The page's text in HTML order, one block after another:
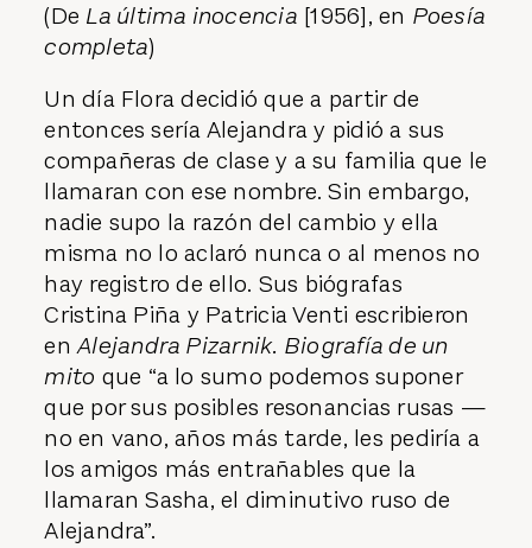
(De La última inocencia [1956], en Poesía
completa)
Un día Flora decidió que a partir de
entonces sería Alejandra y pidió a sus
compañeras de clase y a su familia que le
llamaran con ese nombre. Sin embargo,
nadie supo la razón del cambio y ella
misma no lo aclaró nunca o al menos no
hay registro de ello. Sus biógrafas
Cristina Piña y Patricia Venti escribieron
enAlejandra Pizarnik. Biografía de un
mito que “a lo sumo podemos suponer
que por sus posibles resonancias rusas —
no en vano, años más tarde, les pediría a
los amigos más entrañables que la
llamaran Sasha, el diminutivo ruso de
Alejandra”.